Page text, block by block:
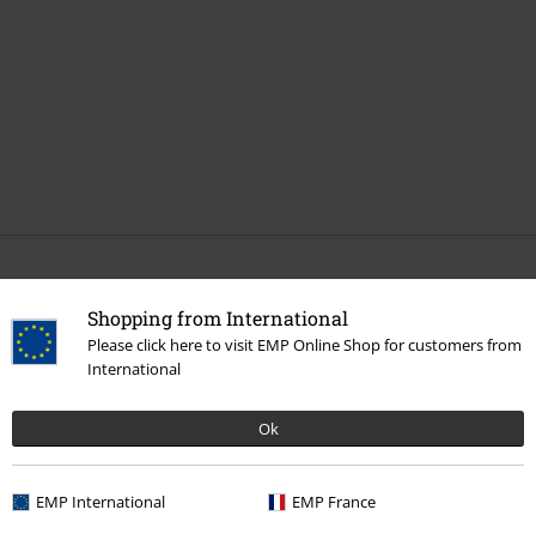
Shopping from International
Please click here to visit EMP Online Shop for customers from
International
Ok
EMP International EMP France
Band Merch Joyería
Accesorios Joyería Muñequeras
Ofertas % Merch de Bandas Joyería
Band Merch